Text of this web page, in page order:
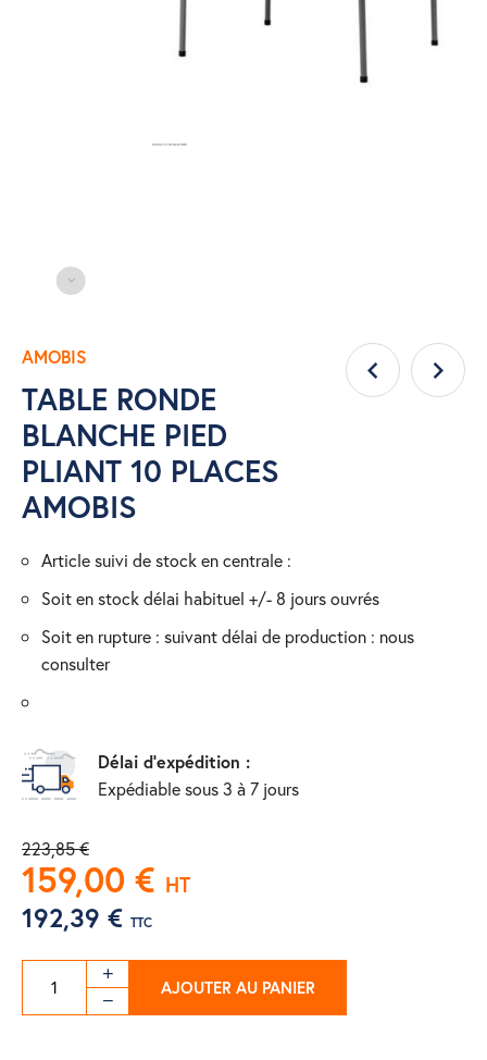
AMOBIS
TABLE RONDE
BLANCHE PIED
PLIANT 10 PLACES
AMOBIS
article suivi de stock en centrale :
soit en stock délai habituel +/- 8 jours ouvrés
soit en rupture : suivant délai de production : nous
consulter
Délai d'expédition :
Expédiable sous 3 à 7 jours
223,85 €
159,00 € HT
192,39 € TTC
AJOUTER AU PANIER